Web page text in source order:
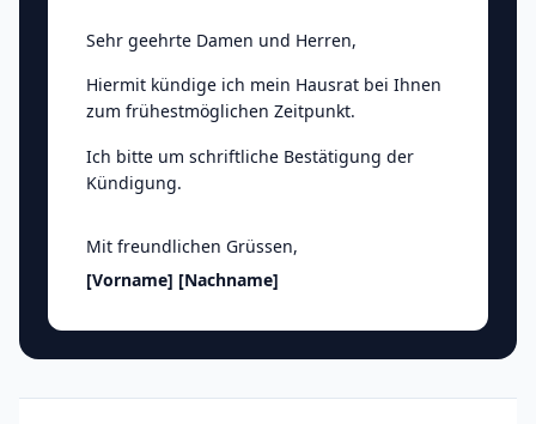
Sehr geehrte Damen und Herren,
Hiermit kündige ich mein Hausrat bei Ihnen
zum frühestmöglichen Zeitpunkt.
Ich bitte um schriftliche Bestätigung der
Kündigung.
Mit freundlichen Grüssen,
[Vorname] [Nachname]